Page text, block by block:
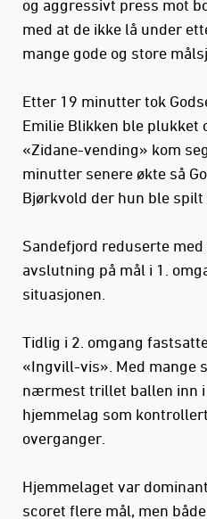
og aggressivt press mot
med at de ikke lå under
mange gode og store
Etter 19 minutter tok
Emilie Blikken ble plukket
«Zidane-vending» kom
minutter senere økte så
Bjørkvold der hun ble
Sandefjord reduserte
avslutning på mål i 1.
situasjonen.
Tidlig i 2. omgang
«Ingvill-vis». Med mange
nærmest trillet ballen inn i
hjemmelag som
overganger.
Hjemmelaget var
scoret flere mål, men